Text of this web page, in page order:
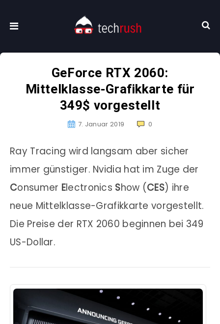
GeForce RTX 2060:
Mittelklasse-Grafikkarte für
349$ vorgestellt
7. Januar 2019 0
Ray Tracing wird langsam aber sicher
immer günstiger. Nvidia hat im Zuge der
Consumer Electronics Show (CES) ihre
neue Mittelklasse-Grafikkarte vorgestellt.
Die Preise der RTX 2060 beginnen bei 349
US-Dollar.